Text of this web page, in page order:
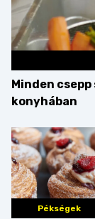
Minden
konyhában
Pékségek